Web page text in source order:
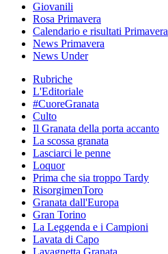
Giovanili
Rosa Primavera
Calendario e risultati Primavera
News Primavera
News Under
Rubriche
L'Editoriale
#CuoreGranata
Culto
Il Granata della porta accanto
La scossa granata
Lasciarci le penne
Loquor
Prima che sia troppo Tardy
RisorgimenToro
Granata dall'Europa
Gran Torino
La Leggenda e i Campioni
Lavata di Capo